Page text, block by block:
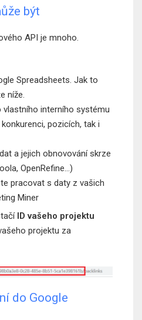
být
API je mnoho.
Spreadsheets. Jak to
níže.
vlastního interního systému
pozicích, tak i
a jejich obnovování skrze
OpenRefine…)
pracovat s daty z vašich
Miner
ID vašeho projektu
projektu za
do Google